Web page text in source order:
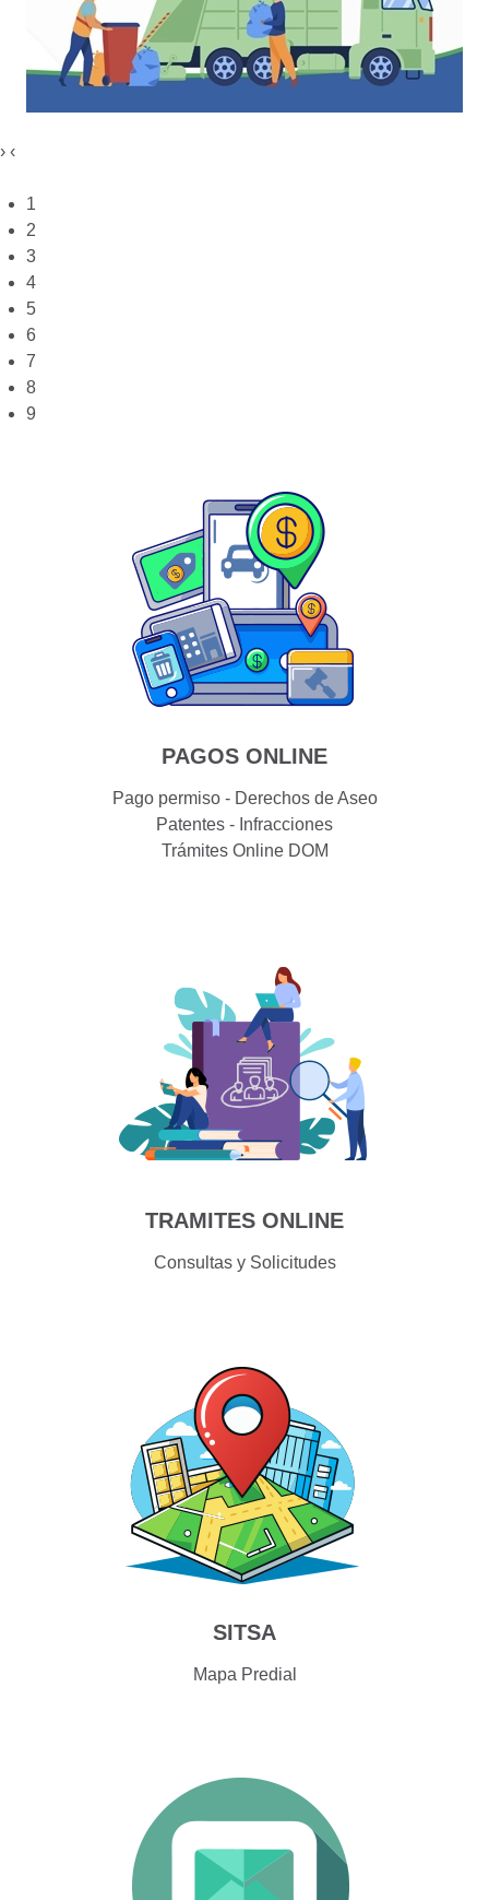
› ‹
1
2
3
4
5
6
7
8
9
PAGOS ONLINE
Pago permiso - Derechos de Aseo
Patentes - Infracciones
Trámites Online DOM
TRAMITES ONLINE
Consultas y Solicitudes
SITSA
Mapa Predial